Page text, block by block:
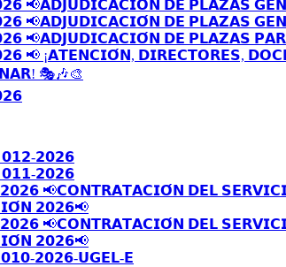
📢𝗔𝗗𝗝𝗨𝗗𝗜𝗖𝗔𝗖𝗜𝗢́𝗡 𝗗𝗘 𝗣𝗟𝗔𝗭𝗔𝗦
📢𝗔𝗗𝗝𝗨𝗗𝗜𝗖𝗔𝗖𝗜𝗢́𝗡 𝗗𝗘 𝗣𝗟𝗔𝗭𝗔𝗦
📢𝗔𝗗𝗝𝗨𝗗𝗜𝗖𝗔𝗖𝗜𝗢́𝗡 𝗗𝗘 𝗣𝗟𝗔𝗭𝗔𝗦
📢 ¡𝗔𝗧𝗘𝗡𝗖𝗜𝗢́𝗡, 𝗗𝗜𝗥𝗘𝗖𝗧𝗢𝗥𝗘𝗦,
🎭🎶🎨
𝟮𝟬𝟮𝟲
𝟮𝟬𝟮𝟲
📢𝗖𝗢𝗡𝗧𝗥𝗔𝗧𝗔𝗖𝗜𝗢́𝗡 𝗗𝗘𝗟
𝟮𝟬𝟮𝟲📢
📢𝗖𝗢𝗡𝗧𝗥𝗔𝗧𝗔𝗖𝗜𝗢́𝗡 𝗗𝗘𝗟
𝟮𝟬𝟮𝟲📢
𝟮𝟬𝟮𝟲-𝗨𝗚𝗘𝗟-𝗘